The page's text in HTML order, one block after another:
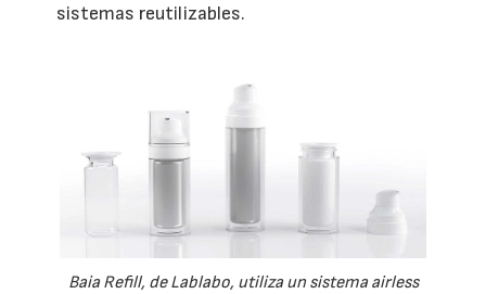
sistemas reutilizables.
Baia Refill, de Lablabo, utiliza un sistema airless